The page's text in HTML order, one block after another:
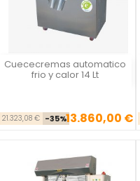
Cuececremas automatico
frio y calor 14 Lt
Precio base
21.323,08 € -35% Precio
13.860,00 €

Vista rápida